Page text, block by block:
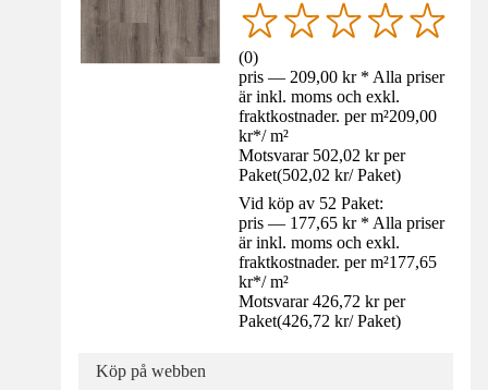
(0)
pris — 209,00 kr * Alla priser
är inkl. moms och exkl.
fraktkostnader. per m²209,00
kr*/ m²
Motsvarar 502,02 kr per
Paket(502,02 kr/ Paket)
Vid köp av 52 Paket:
pris — 177,65 kr * Alla priser
är inkl. moms och exkl.
fraktkostnader. per m²177,65
kr*/ m²
Motsvarar 426,72 kr per
Paket(426,72 kr/ Paket)
Köp på webben